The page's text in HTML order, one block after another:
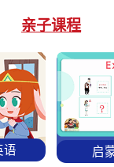
亲子课程
语 启